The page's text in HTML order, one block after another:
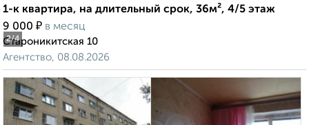
2/4
1-к квартира, на длительный срок, 36м², 4/5 этаж
9 000 ₽ в месяц
Староникитская 10
Агентство, 08.08.2026